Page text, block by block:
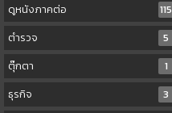
ดูหนังภาคต่อ
115
ตำรวจ
5
ตุ๊กตา
1
ธุรกิจ
3